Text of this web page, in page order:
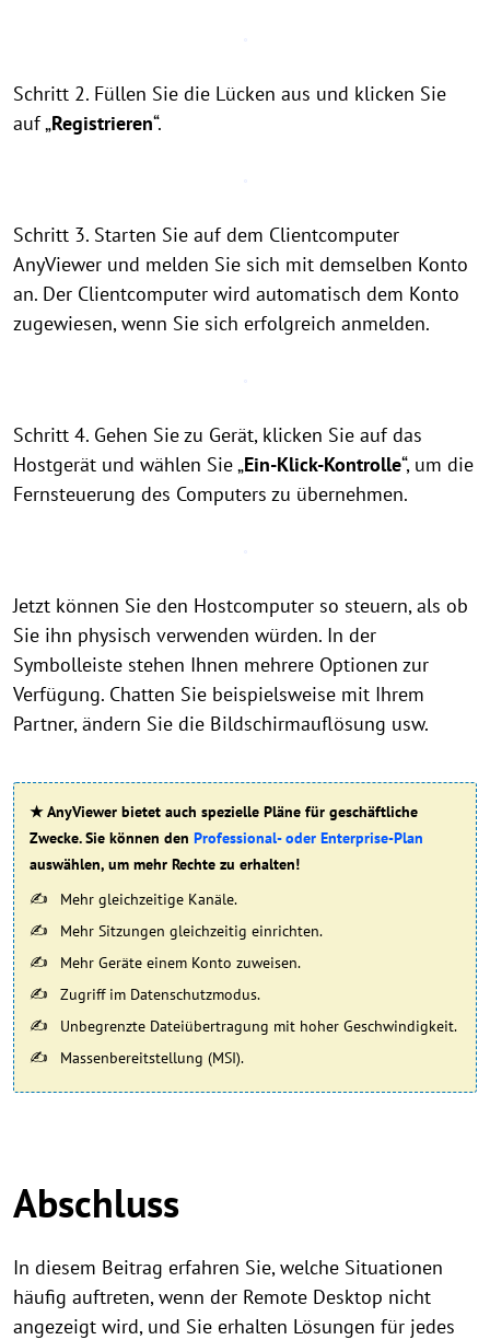
Schritt 2. Füllen Sie die Lücken aus und klicken Sie
auf „Registrieren“.
Schritt 3. Starten Sie auf dem Clientcomputer
AnyViewer und melden Sie sich mit demselben Konto
an. Der Clientcomputer wird automatisch dem Konto
zugewiesen, wenn Sie sich erfolgreich anmelden.
Schritt 4. Gehen Sie zu Gerät, klicken Sie auf das
Hostgerät und wählen Sie „Ein-Klick-Kontrolle“, um die
Fernsteuerung des Computers zu übernehmen.
Jetzt können Sie den Hostcomputer so steuern, als ob
Sie ihn physisch verwenden würden. In der
Symbolleiste stehen Ihnen mehrere Optionen zur
Verfügung. Chatten Sie beispielsweise mit Ihrem
Partner, ändern Sie die Bildschirmauflösung usw.
★ AnyViewer bietet auch spezielle Pläne für geschäftliche
Zwecke. Sie können den Professional- oder Enterprise-Plan
auswählen, um mehr Rechte zu erhalten!
Mehr gleichzeitige Kanäle.
Mehr Sitzungen gleichzeitig einrichten.
Mehr Geräte einem Konto zuweisen.
Zugriff im Datenschutzmodus.
Unbegrenzte Dateiübertragung mit hoher Geschwindigkeit.
Massenbereitstellung (MSI).
Abschluss
In diesem Beitrag erfahren Sie, welche Situationen
häufig auftreten, wenn der Remote Desktop nicht
angezeigt wird, und Sie erhalten Lösungen für jedes